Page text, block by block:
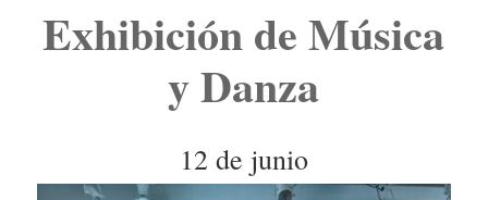
Exhibición de Música
y Danza
12 de junio